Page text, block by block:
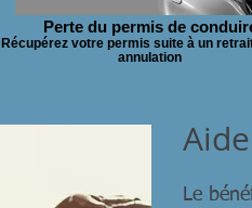
Le
Perte du permis de
Récupérez votre permis suite à un
annulation